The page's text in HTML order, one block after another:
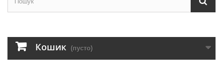
Кошик (пусто)